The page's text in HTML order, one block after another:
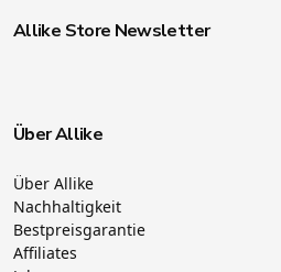
Allike Store Newsletter
Über Allike
Über Allike
Nachhaltigkeit
Bestpreisgarantie
Affiliates